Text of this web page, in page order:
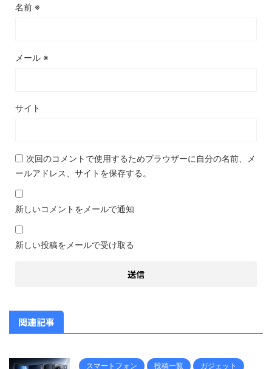
名前 ※
メール ※
サイト
次回のコメントで使用するためブラウザーに自分の名前、メ
ールアドレス、サイトを保存する。
新しいコメントをメールで通知
新しい投稿をメールで受け取る
関連記事
スマートフォン 投稿一覧 ガジェット